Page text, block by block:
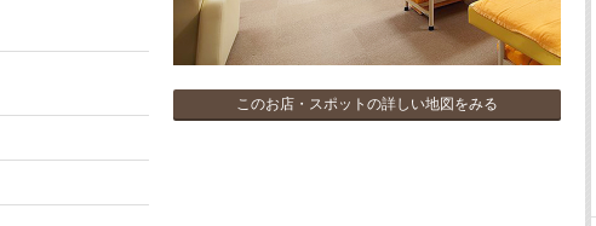
このお店・スポットの詳しい地図をみる